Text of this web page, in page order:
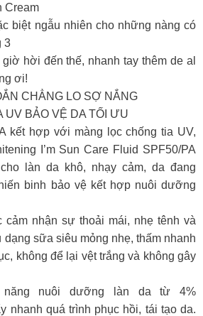
Cream
biệt ngẫu nhiên cho những nàng có
3
hời đến thế, nhanh tay thêm de al
ơi!
CHẲNG LO SỢ NẮNG
UV BẢO VỆ DA TỐI ƯU
kết hợp với màng lọc chống tia UV,
I’m Sun Care Fluid SPF50/PA
làn da khô, nhạy cảm, da đang
binh bảo vệ kết hợp nuôi dưỡng
cảm nhận sự thoải mái, nhẹ tênh và
sữa siêu mỏng nhẹ, thấm nhanh
không để lại vệt trắng và không gây
nuôi dưỡng làn da từ 4%
nhanh quá trình phục hồi, tái tạo da.